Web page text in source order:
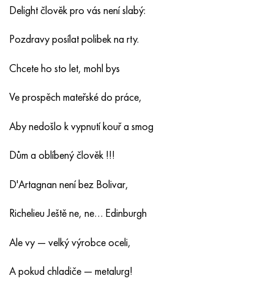
Delight člověk pro vás není slabý:
Pozdravy posílat polibek na rty.
Chcete ho sto let, mohl bys
Ve prospěch mateřské do práce,
Aby nedošlo k vypnutí kouř a smog
Dům a oblíbený člověk !!!
D'Artagnan není bez Bolivar,
Richelieu Ještě ne, ne… Edinburgh
Ale vy — velký výrobce oceli,
A pokud chladiče — metalurg!